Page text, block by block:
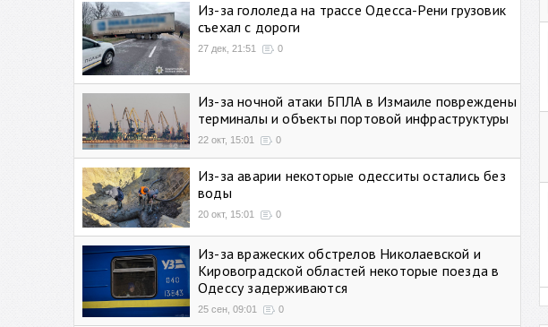
Из-за гололеда на трассе Одесса-Рени грузовик
съехал с дороги
27 дек, 21:51 0
Из-за ночной атаки БПЛА в Измаиле повреждены
терминалы и объекты портовой инфраструктуры
22 окт, 15:01 0
Из-за аварии некоторые одесситы остались без
воды
20 окт, 15:01 0
Из-за вражеских обстрелов Николаевской и
Кировоградской областей некоторые поезда в
Одессу задерживаются
25 сен, 09:01 0